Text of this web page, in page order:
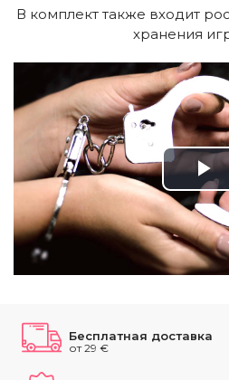
В комплект также входит
хранения
Бесплатная доставка
от 29 €